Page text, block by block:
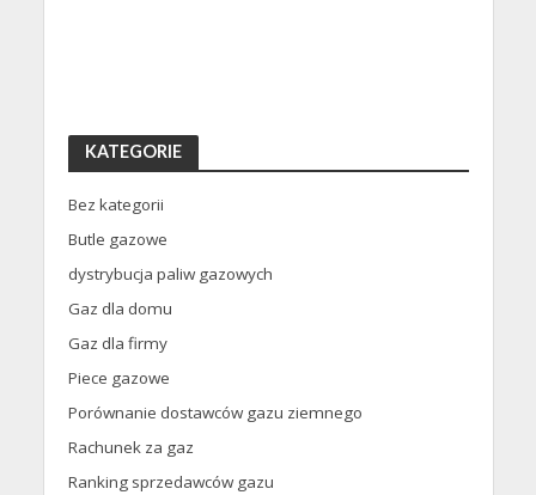
KATEGORIE
Bez kategorii
Butle gazowe
dystrybucja paliw gazowych
Gaz dla domu
Gaz dla firmy
Piece gazowe
Porównanie dostawców gazu ziemnego
Rachunek za gaz
Ranking sprzedawców gazu